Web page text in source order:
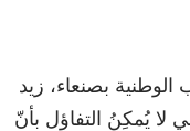
الوطنية بصنعاء، زيد
لا يُمكِنُ التفاؤل بأنّ